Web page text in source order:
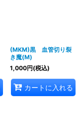
(MKM)黒 血管切り裂
き魔(M)
1,000円(税込)
カートに入れる